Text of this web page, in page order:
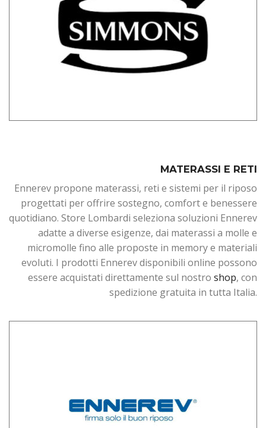
MATERASSI E RETI
Ennerev propone materassi, reti e sistemi per il riposo
progettati per offrire sostegno, comfort e benessere
quotidiano. Store Lombardi seleziona soluzioni Ennerev
adatte a diverse esigenze, dai materassi a molle e
micromolle fino alle proposte in memory e materiali
evoluti. I prodotti Ennerev disponibili online possono
essere acquistati direttamente sul nostro shop, con
spedizione gratuita in tutta Italia.